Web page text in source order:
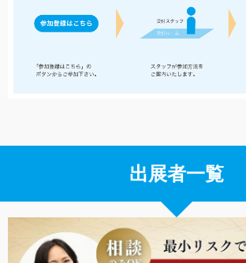
出展者一覧